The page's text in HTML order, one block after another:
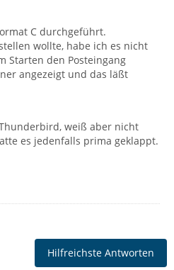
C durchgeführt.
wollte, habe ich es nicht
Starten den Posteingang
angezeigt und das läßt
weiß aber nicht
es jedenfalls prima geklappt.
Hilfreichste Antworten